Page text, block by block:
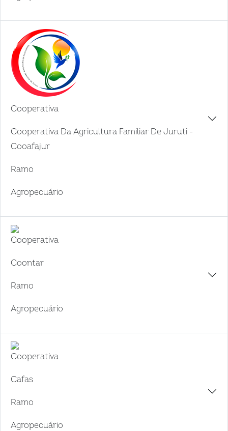
Cooperativa
Cooperativa Da Agricultura Familiar De Juruti -
Cooafajur
Ramo
Agropecuário
Cooperativa
Coontar
Ramo
Agropecuário
Cooperativa
Cafas
Ramo
Agropecuário